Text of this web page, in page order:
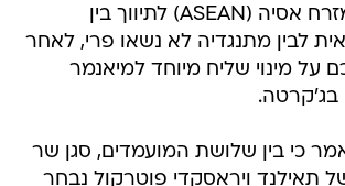
מדינות דרום-מזרח אסיה (ASEAN) לתיווך בין
לבין מתנגדיה לא נשאו פרי, לאחר
על מינוי שליח מיוחד למיאנמר
בג'קרטה.
אמר כי בין שלושת המועמדים, סגן שר
תאילנד ויראסקדי פוטרקול נבחר